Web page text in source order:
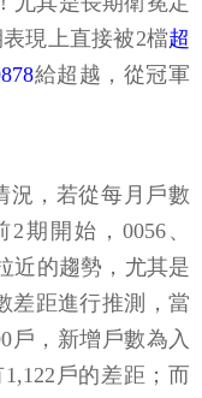
現上直接被2檔超
給超越，從冠軍
況，若從每月戶數
期開始，0056、
近的趨勢，尤其是
差距進行推測，當
戶，新增戶數為入
戶的差距；而